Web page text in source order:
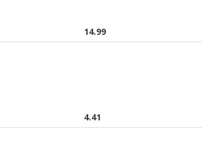
14.99
4.41